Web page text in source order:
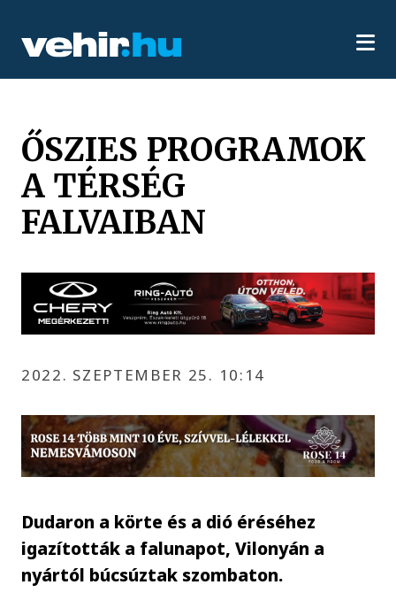
ŐSZIES PROGRAMOK
A TÉRSÉG
FALVAIBAN
2022. SZEPTEMBER 25. 10:14
Dudaron a körte és a dió éréséhez
igazították a falunapot, Vilonyán a
nyártól búcsúztak szombaton.